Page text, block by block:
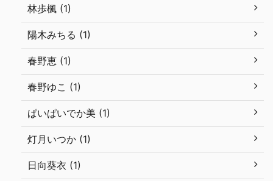
林歩楓 (1)
陽木みちる (1)
春野恵 (1)
春野ゆこ (1)
ぱいぱいでか美 (1)
灯月いつか (1)
日向葵衣 (1)